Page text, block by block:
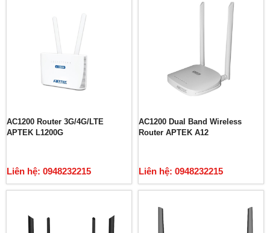
AC1200 Router 3G/4G/LTE
APTEK L1200G
Liên hệ: 0948232215
AC1200 Dual Band Wireless
Router APTEK A12
Liên hệ: 0948232215